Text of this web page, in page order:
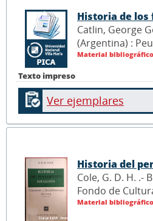
Texto impreso
Historia de
Catlin, George
(Argentina) :
Material
Ver ejemplares
Historia del
Cole, G. D. H. .-
Fondo de
Material